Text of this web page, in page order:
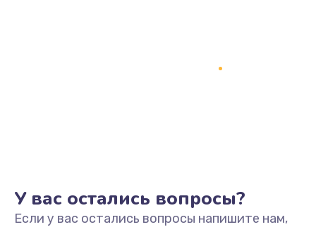
У вас остались вопросы?
Если у вас остались вопросы напишите нам,